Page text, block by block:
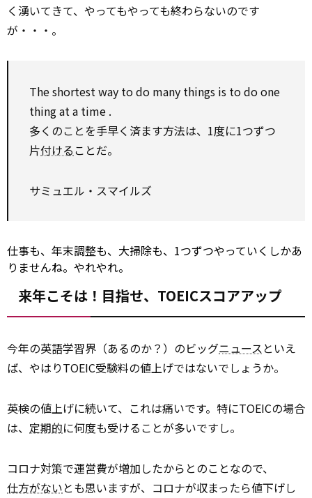
く湧いてきて、やってもやっても終わらないのです
が・・・。
The shortest way todo many things is todo one
thingat a time .
多くのことを手早く済ます方法は、1度に1つずつ
片付けることだ。
サミュエル・スマイルズ
仕事も、年末調整も、大掃除も、1つずつやっていくしかあ
りませんね。やれやれ。
来年こそは！目指せ、TOEICスコアアップ
今年の英語学習界（あるのか？）のビッグニュースといえ
ば、やはりTOEIC受験料の値上げではないでしょうか。
英検の値上げに続いて、これは痛いです。特にTOEICの場合
は、 定期的に何度も受けることが多いですし。
コロナ対策で運営費が増加したからとのことなので、
仕方がないとも思いますが、コロナが収まったら値下げし